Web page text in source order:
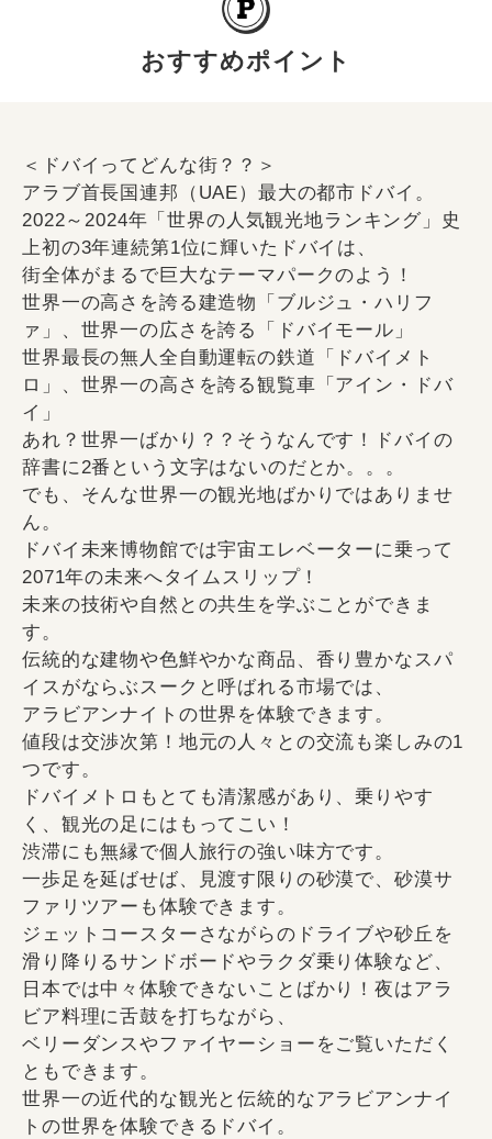
おすすめポイント
＜ドバイってどんな街？？＞
アラブ首長国連邦（UAE）最大の都市ドバイ。
2022～2024年「世界の人気観光地ランキング」史
上初の3年連続第1位に輝いたドバイは、
街全体がまるで巨大なテーマパークのよう！
世界一の高さを誇る建造物「ブルジュ・ハリフ
ァ」、世界一の広さを誇る「ドバイモール」
世界最長の無人全自動運転の鉄道「ドバイメト
ロ」、世界一の高さを誇る観覧車「アイン・ドバ
イ」
あれ？世界一ばかり？？そうなんです！ドバイの
辞書に2番という文字はないのだとか。。。
でも、そんな世界一の観光地ばかりではありませ
ん。
ドバイ未来博物館では宇宙エレベーターに乗って
2071年の未来へタイムスリップ！
未来の技術や自然との共生を学ぶことができま
す。
伝統的な建物や色鮮やかな商品、香り豊かなスパ
イスがならぶスークと呼ばれる市場では、
アラビアンナイトの世界を体験できます。
値段は交渉次第！地元の人々との交流も楽しみの1
つです。
ドバイメトロもとても清潔感があり、乗りやす
く、観光の足にはもってこい！
渋滞にも無縁で個人旅行の強い味方です。
一歩足を延ばせば、見渡す限りの砂漠で、砂漠サ
ファリツアーも体験できます。
ジェットコースターさながらのドライブや砂丘を
滑り降りるサンドボードやラクダ乗り体験など、
日本では中々体験できないことばかり！夜はアラ
ビア料理に舌鼓を打ちながら、
ベリーダンスやファイヤーショーをご覧いただく
ともできます。
世界一の近代的な観光と伝統的なアラビアンナイ
トの世界を体験できるドバイ。